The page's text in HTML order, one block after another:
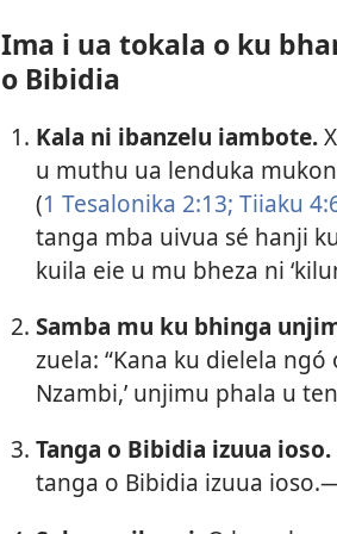
Ima i ua tokala o ku
o Bibidia
Kala ni ibanzelu iambote.
u muthu ua lenduka
(1 Tesalonika 2:13; Tiiaku
tanga mba uivua sé hanji
kuila eie u mu bheza ni
Samba mu ku bhinga
zuela: “Kana ku dielela
Nzambi,’ unjimu phala u
Tanga o Bibidia izuua ioso.
tanga o Bibidia izuua